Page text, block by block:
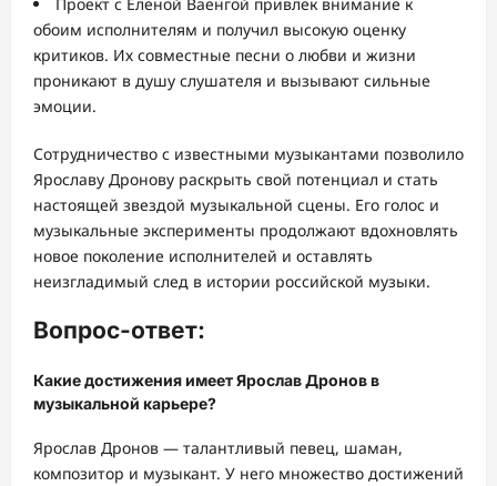
обоим исполнителям и получил высокую оценку
критиков. Их совместные песни о любви и жизни
проникают в душу слушателя и вызывают сильные
эмоции.
Сотрудничество с известными музыкантами позволило
Ярославу Дронову раскрыть свой потенциал и стать
настоящей звездой музыкальной сцены. Его голос и
музыкальные эксперименты продолжают вдохновлять
новое поколение исполнителей и оставлять
неизгладимый след в истории российской музыки.
Вопрос-ответ:
Какие достижения имеет Ярослав Дронов в
музыкальной карьере?
Ярослав Дронов — талантливый певец, шаман,
композитор и музыкант. У него множество достижений